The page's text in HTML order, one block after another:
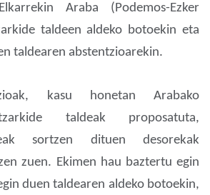
Araba (Podemos-Ezker
taldeen aldeko botoekin eta
taldearen abstentzioarekin.
kasu honetan Arabako
taldeak proposatuta,
sortzen dituen desorekak
zuen. Ekimen hau baztertu egin
duen taldearen aldeko botoekin,